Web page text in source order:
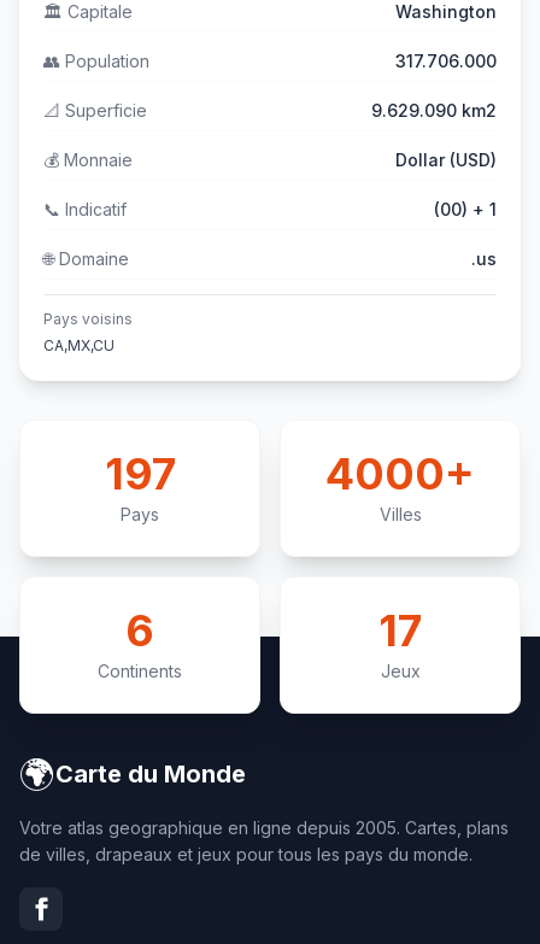
🏛️ Capitale Washington
👥 Population 317.706.000
📐 Superficie 9.629.090 km2
💰 Monnaie Dollar (USD)
📞 Indicatif (00) + 1
🌐Domaine .us
Pays voisins
CA,MX,CU
197
Pays
4000+
Villes
6
Continents
17
Jeux
🌍Carte du Monde
Votre atlas geographique en ligne depuis 2005. Cartes, plans
de villes, drapeaux et jeux pour tous les pays du monde.